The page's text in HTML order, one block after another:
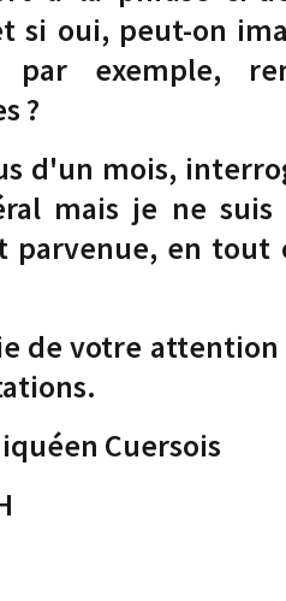
si oui, peut-on
par exemple,
?
d'un mois,
mais je ne suis
parvenue, en tout
de votre attention
Cuersois